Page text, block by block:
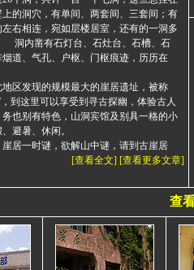
的洞穴，有单间、两套间、三套间；有
右相连，宛如层楼居室，还有的一洞多
内凿有石灯台、石灶台、石槽、石
道、气孔、户枢、门枢痕迹，历历在
区发现的规模最大的崖居遗址，被称
到这里可以享受到寻古探幽，体验古人
务也别有特色，山洞宾馆及别具一格的小
避暑、休闲。
崖居一时谜，欲解山中谜，请到古崖居
[查看全文] [查看更多文章]
查